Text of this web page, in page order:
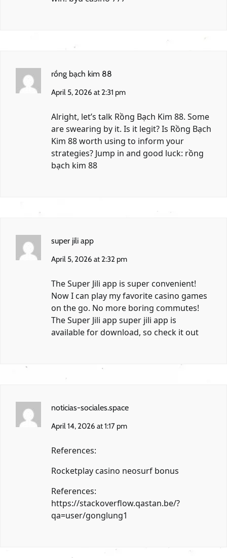
rồng bạch kim 88
April 5, 2026 at 2:31 pm
Alright, let’s talk Rồng Bạch Kim 88. Some
are swearing by it. Is it legit? Is Rồng Bạch
Kim 88 worth using to inform your
strategies? Jump in and good luck: rồng
bạch kim 88
super jili app
April 5, 2026 at 2:32 pm
The Super Jili app is super convenient!
Now I can play my favorite casino games
on the go. No more boring commutes!
The Super Jili app super jili app is
available for download, so check it out
noticias-sociales.space
April 14, 2026 at 1:17 pm
References:
Rocketplay casino neosurf bonus
References:
https://stackoverflow.qastan.be/?
qa=user/gonglung1